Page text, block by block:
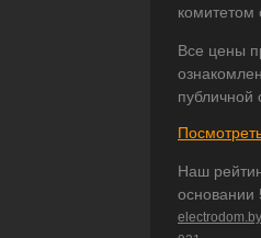
комитетом
Все цены
публичной
Наш
основании
electrodom.by